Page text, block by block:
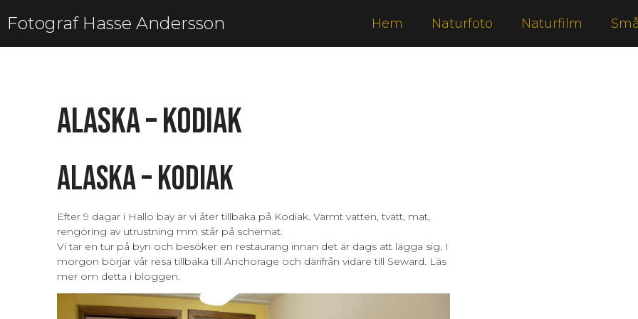
Fotograf Hasse Andersson Hem Naturfoto Naturfilm
Alaska – Kodiak
Alaska – Kodiak
Efter 9 dagar i Hallo bay är vi åter tillbaka på Kodiak. Varmt vatten, tvätt, mat,
rengöring av utrustning mm står på schemat.
Vi tar en tur på byn och besöker en restaurang innan det är dags att lägga sig. I
morgon börjar vår resa tillbaka till Anchorage och därifrån vidare till Seward. Läs
mer om detta i bloggen.